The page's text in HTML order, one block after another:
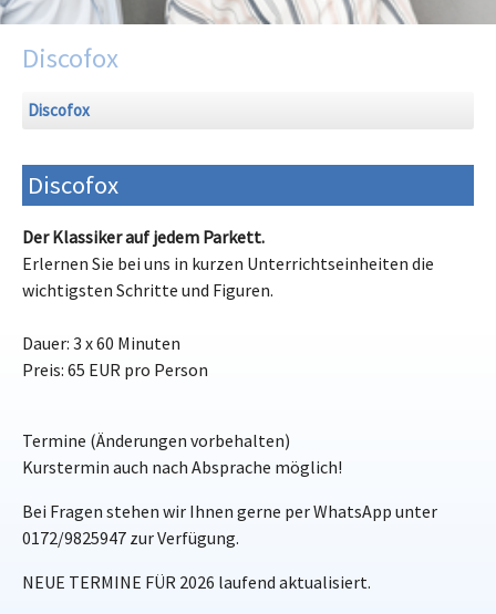
Discofox
Discofox
Discofox
Der Klassiker auf jedem Parkett.
Erlernen Sie bei uns in kurzen Unterrichtseinheiten die
wichtigsten Schritte und Figuren.
Dauer: 3 x 60 Minuten
Preis: 65 EUR pro Person
Termine (Änderungen vorbehalten)
Kurstermin auch nach Absprache möglich!
Bei Fragen stehen wir Ihnen gerne per WhatsApp unter
0172/9825947 zur Verfügung.
NEUE TERMINE FÜR 2026 laufend aktualisiert.